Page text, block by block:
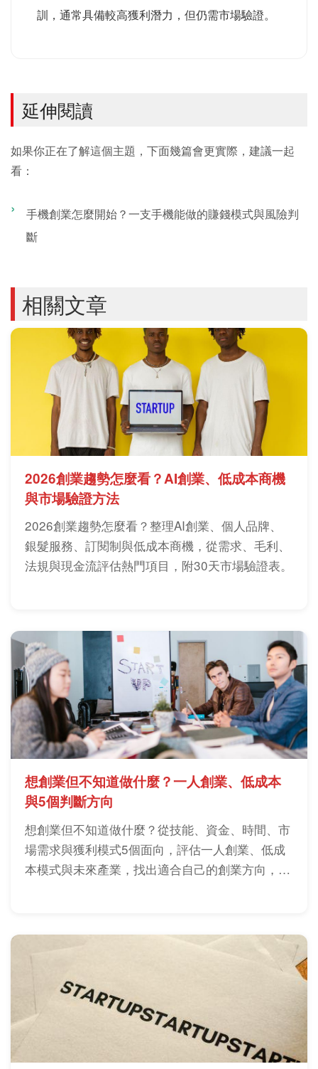
訓，通常具備較高獲利潛力，但仍需市場驗證。
延伸閱讀
如果你正在了解這個主題，下面幾篇會更實際，建議一起
看：
手機創業怎麼開始？一支手機能做的賺錢模式與風險判
斷
相關文章
2026創業趨勢怎麼看？AI創業、低成本商機
與市場驗證方法
2026創業趨勢怎麼看？整理AI創業、個人品牌、
銀髮服務、訂閱制與低成本商機，從需求、毛利、
法規與現金流評估熱門項目，附30天市場驗證表。
想創業但不知道做什麼？一人創業、低成本
與5個判斷方向
想創業但不知道做什麼？從技能、資金、時間、市
場需求與獲利模式5個面向，評估一人創業、低成
本模式與未來產業，找出適合自己的創業方向，避